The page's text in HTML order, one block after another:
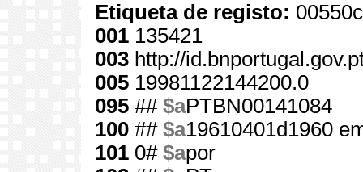
Etiqueta de registo:
001 135421
003 http://
005 19981122144200.0
095 ## $aPTBN00141084
100 ## $a19610401d1960
101 0# $apor